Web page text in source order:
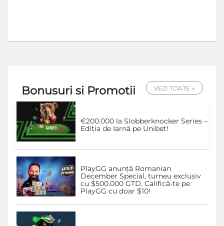
Bonusuri si Promotii VEZI TOATE →
€200.000 la Slobberknocker Series –
Ediția de Iarnă pe Unibet!
PlayGG anunță Romanian
December Special, turneu exclusiv
cu $500.000 GTD. Califică-te pe
PlayGG cu doar $10!